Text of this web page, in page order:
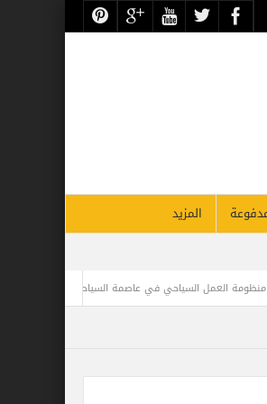
المزيد
السياحة اليمنية إب
غدًا .. احتفالية تكريم